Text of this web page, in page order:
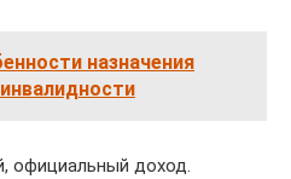
назначения
официальный доход.